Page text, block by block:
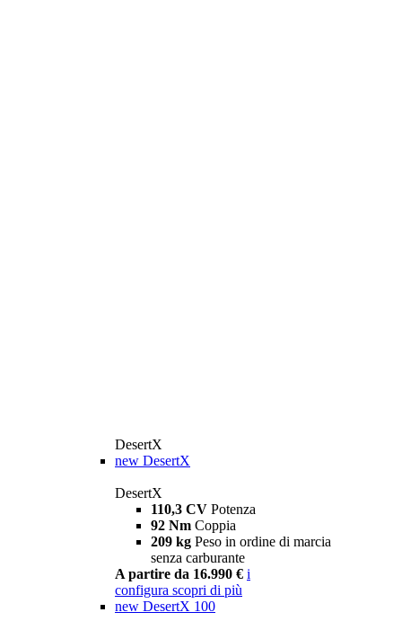
DesertX
new DesertX
DesertX
110,3 CV Potenza
92 Nm Coppia
209 kg Peso in ordine di marcia
senza carburante
A partire da 16.990 € i
configura scopri di più
new DesertX 100